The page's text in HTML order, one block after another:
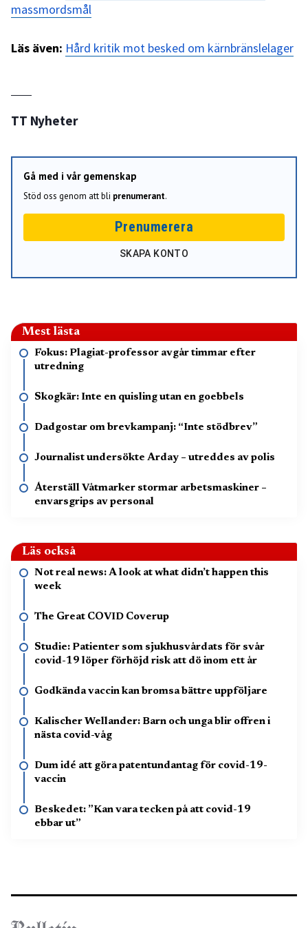
massmordsmål
Läs även: Hård kritik mot besked om kärnbränslelager
TT Nyheter
Gå med i vår gemenskap
Stöd oss genom att bli prenumerant.
Prenumerera
SKAPA KONTO
Mest lästa
Fokus: Plagiat-professor avgår timmar efter
utredning
Skogkär: Inte en quisling utan en goebbels
Dadgostar om brevkampanj: “Inte stödbrev”
Journalist undersökte Arday – utreddes av polis
Återställ Våtmarker stormar arbetsmaskiner –
envarsgrips av personal
Läs också
Not real news: A look at what didn’t happen this
week
The Great COVID Coverup
Studie: Patienter som sjukhusvårdats för svår
covid-19 löper förhöjd risk att dö inom ett år
Godkända vaccin kan bromsa bättre uppföljare
Kalischer Wellander: Barn och unga blir offren i
nästa covid-våg
Dum idé att göra patentundantag för covid-19-
vaccin
Beskedet: ”Kan vara tecken på att covid-19
ebbar ut”